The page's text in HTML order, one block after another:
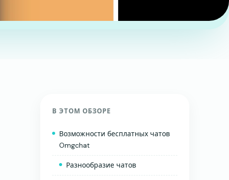
В ЭТОМ ОБЗОРЕ
Возможности бесплатных чатов
Omgchat
Разнообразие чатов